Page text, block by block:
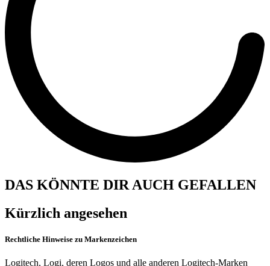
DAS KÖNNTE DIR AUCH GEFALLEN
Kürzlich angesehen
Rechtliche Hinweise zu Markenzeichen
Logitech, Logi, deren Logos und alle anderen Logitech-Marken